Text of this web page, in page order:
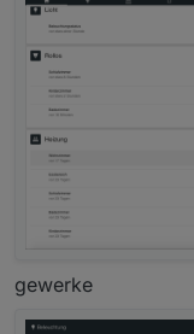
gewerke